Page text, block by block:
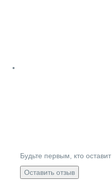
Будьте первым, кто
Оставить отзыв